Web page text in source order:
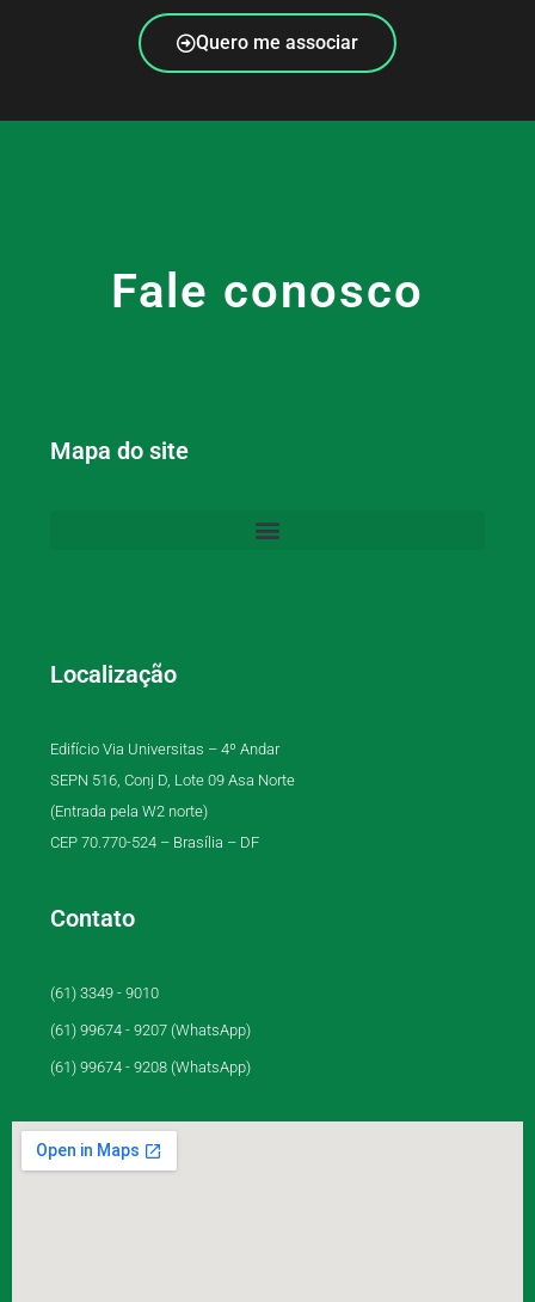
Quero me associar
Fale conosco
Mapa do site
Localização
Edifício Via Universitas – 4º Andar
SEPN 516, Conj D, Lote 09 Asa Norte
(Entrada pela W2 norte)
CEP 70.770-524 – Brasília – DF
Contato
(61) 3349 - 9010
(61) 99674 - 9207 (WhatsApp)
(61) 99674 - 9208 (WhatsApp)